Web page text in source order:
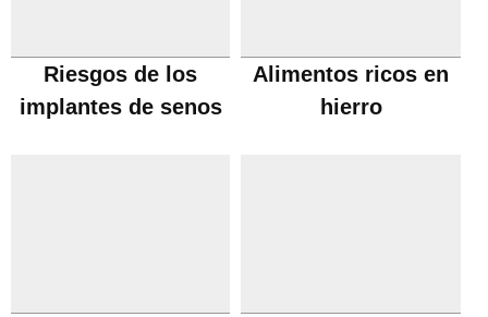
Riesgos de los
implantes de senos
Alimentos ricos en
hierro